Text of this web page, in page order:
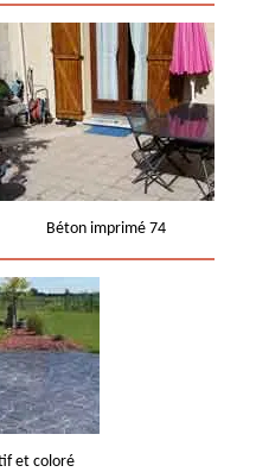
Béton imprimé 74
et coloré